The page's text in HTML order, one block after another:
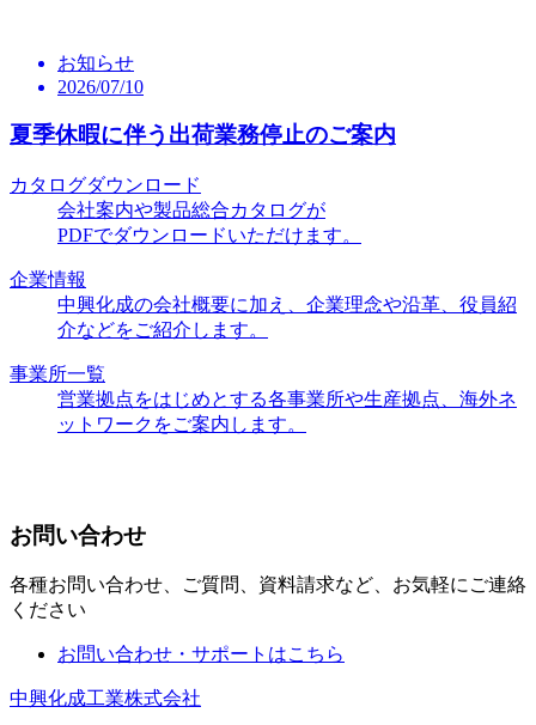
お知らせ
2026/07/10
夏季休暇に伴う出荷業務停止のご案内
カタログダウンロード
会社案内や製品総合カタログが
PDFでダウンロードいただけます。
企業情報
中興化成の会社概要に加え、企業理念や沿革、役員紹
介などをご紹介します。
事業所一覧
営業拠点をはじめとする各事業所や生産拠点、海外ネ
ットワークをご案内します。
お問い合わせ
各種お問い合わせ、ご質問、資料請求など、お気軽にご連絡
ください
お問い合わせ・サポートはこちら
中興化成工業株式会社